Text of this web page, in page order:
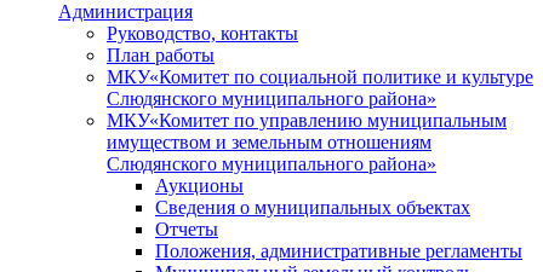
Администрация
Руководство, контакты
План работы
МКУ«Комитет по социальной политике и культуре
Слюдянского муниципального района»
МКУ«Комитет по управлению муниципальным
имуществом и земельным отношениям
Слюдянского муниципального района»
Аукционы
Сведения о муниципальных объектах
Отчеты
Положения, административные регламенты